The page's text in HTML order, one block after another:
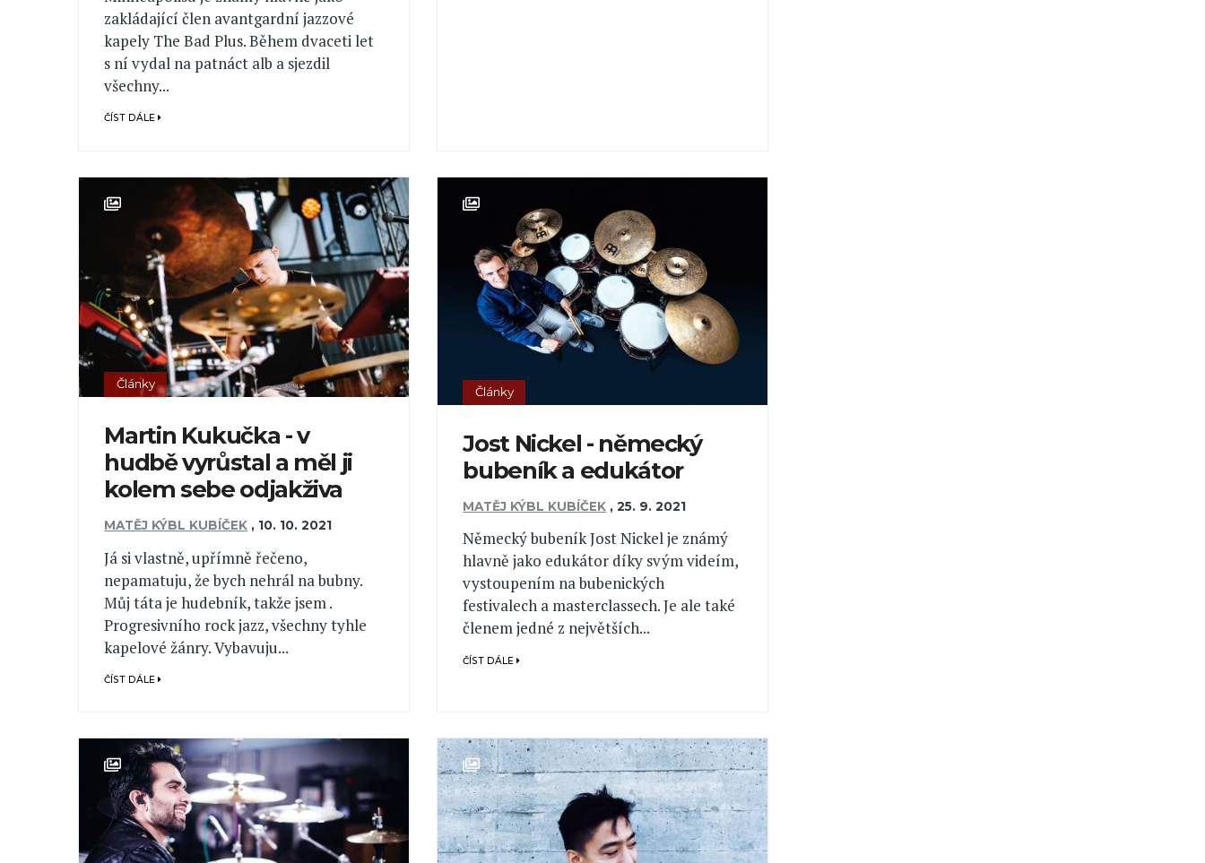
zakládající člen avantgardní jazzové
kapely The Bad Plus. Během dvaceti let
s ní vydal na patnáct alb a sjezdil
všechny...
ČÍST DÁLE
Články
Martin Kukučka - v
hudbě vyrůstal a měl ji
kolem sebe odjakživa
MATĚJ KÝBL KUBÍČEK , 10. 10. 2021
Já si vlastně, upřímně řečeno,
nepamatuju, že bych nehrál na bubny.
Můj táta je hudebník, takže jsem .
Progresivního rock jazz, všechny tyhle
kapelové žánry. Vybavuju...
ČÍST DÁLE
Články
Jost Nickel - německý
bubeník a edukátor
MATĚJ KÝBL KUBÍČEK ,25. 9. 2021
Německý bubeník Jost Nickel je známý
hlavně jako edukátor díky svým videím,
vystoupením na bubenických
festivalech a masterclassech. Je ale také
členem jedné z největších...
ČÍST DÁLE